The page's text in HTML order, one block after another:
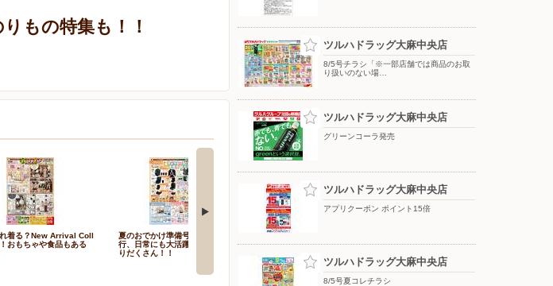
もの特集も！！
着る？New Arrival Coll
おもちゃや食品もある
夏のおでかけ準備号！帰省や旅
行、日常にも大活躍アイテムが盛
りだくさん！！
ツルハドラッグ大麻中央店
8/5号チラシ「※一部店舗では商品のお取
り扱いのない場…
ツルハドラッグ大麻中央店
グリーンコーラ発売
ツルハドラッグ大麻中央店
アプリクーポン ポイント15倍
ツルハドラッグ大麻中央店
8/5号夏コレチラシ